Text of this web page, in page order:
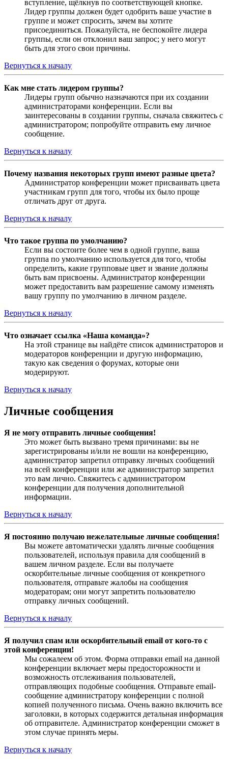
вступление, щёлкнув по соответствующей кнопке.
Лидер группы должен будет одобрить ваше участие в
группе и может спросить, зачем вы хотите
присоединиться. Пожалуйста, не беспокойте лидера
группы, если он отклонил ваш запрос; у него могут
быть для этого свои причины.
Вернуться к началу
Как мне стать лидером группы?
Лидеры групп обычно назначаются при их создании
администраторами конференции. Если вы
заинтересованы в создании группы, сначала свяжитесь с
администратором; попробуйте отправить ему личное
сообщение.
Вернуться к началу
Почему названия некоторых групп имеют разные цвета?
Администратор конференции может присваивать цвета
участникам групп для того, чтобы их было проще
отличать друг от друга.
Вернуться к началу
Что такое группа по умолчанию?
Если вы состоите более чем в одной группе, ваша
группа по умолчанию используется для того, чтобы
определить, какие групповые цвет и звание должны
быть вам присвоены. Администратор конференции
может предоставить вам разрешение самому изменять
вашу группу по умолчанию в личном разделе.
Вернуться к началу
Что означает ссылка «Наша команда»?
На этой странице вы найдёте список администраторов и
модераторов конференции и другую информацию,
такую как сведения о форумах, которые они
модерируют.
Вернуться к началу
Личные сообщения
Я не могу отправить личные сообщения!
Это может быть вызвано тремя причинами: вы не
зарегистрированы и/или не вошли на конференцию,
администратор запретил отправку личных сообщений
на всей конференции или же администратор запретил
это вам лично. Свяжитесь с администратором
конференции для получения дополнительной
информации.
Вернуться к началу
Я постоянно получаю нежелательные личные сообщения!
Вы можете автоматически удалять личные сообщения
пользователей, используя правила для сообщений в
вашем личном разделе. Если вы получаете
оскорбительные личные сообщения от конкретного
пользователя, отправьте жалобы на сообщения
модераторам; они могут запретить пользователю
отправку личных сообщений.
Вернуться к началу
Я получил спам или оскорбительный email от кого-то с
этой конференции!
Мы сожалеем об этом. Форма отправки email на данной
конференции включает меры предосторожности и
возможность отслеживания пользователей,
отправляющих подобные сообщения. Отправьте email-
сообщение администратору конференции с полной
копией полученного письма. Очень важно включить все
заголовки, в которых содержится детальная информация
об отправителе. Администратор конференции сможет в
этом случае принять меры.
Вернуться к началу